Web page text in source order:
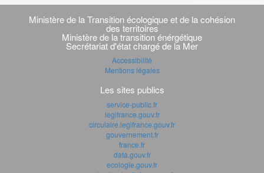
Navigation
transverse
Ministère de la Transition écologique et de la cohésion
des territoires
Ministère de la transition énérgétique
Secrétariat d'état chargé de la Mer
Accessibilité
Mentions légales
Les sites publics
service-public.fr
legifrance.gouv.fr
circulaire.legifrance.gouv.fr
gouvernement.fr
france.fr
data.gouv.fr
ecologie.gouv.fr